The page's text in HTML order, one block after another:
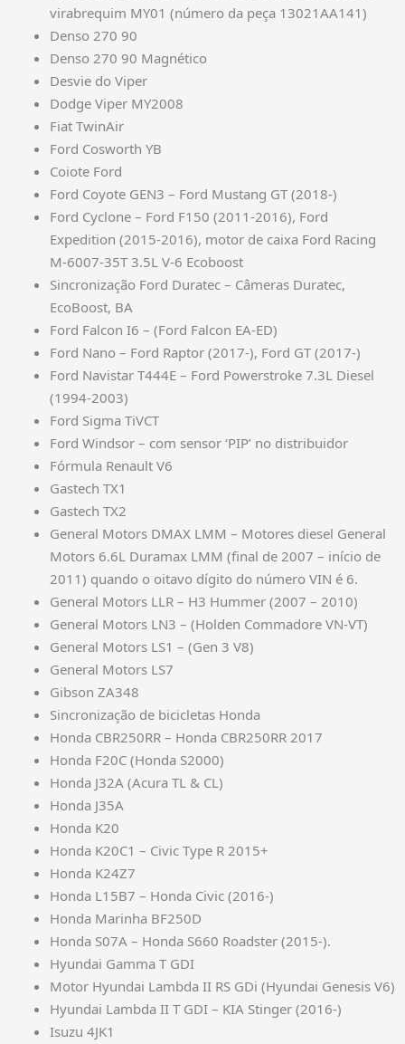
virabrequim MY01 (número da peça 13021AA141)
Denso 270 90
Denso 270 90 Magnético
Desvie do Viper
Dodge Viper MY2008
Fiat TwinAir
Ford Cosworth YB
Coiote Ford
Ford Coyote GEN3 – Ford Mustang GT (2018-)
Ford Cyclone – Ford F150 (2011-2016), Ford
Expedition (2015-2016), motor de caixa Ford Racing
M-6007-35T 3.5L V-6 Ecoboost
Sincronização Ford Duratec – Câmeras Duratec,
EcoBoost, BA
Ford Falcon I6 – (Ford Falcon EA-ED)
Ford Nano – Ford Raptor (2017-), Ford GT (2017-)
Ford Navistar T444E – Ford Powerstroke 7.3L Diesel
(1994-2003)
Ford Sigma TiVCT
Ford Windsor – com sensor ‘PIP’ no distribuidor
Fórmula Renault V6
Gastech TX1
Gastech TX2
General Motors DMAX LMM – Motores diesel General
Motors 6.6L Duramax LMM (final de 2007 – início de
2011) quando o oitavo dígito do número VIN é 6.
General Motors LLR – H3 Hummer (2007 – 2010)
General Motors LN3 – (Holden Commadore VN-VT)
General Motors LS1 – (Gen 3 V8)
General Motors LS7
Gibson ZA348
Sincronização de bicicletas Honda
Honda CBR250RR – Honda CBR250RR 2017
Honda F20C (Honda S2000)
Honda J32A (Acura TL & CL)
Honda J35A
Honda K20
Honda K20C1 – Civic Type R 2015+
Honda K24Z7
Honda L15B7 – Honda Civic (2016-)
Honda Marinha BF250D
Honda S07A – Honda S660 Roadster (2015-).
Hyundai Gamma T GDI
Motor Hyundai Lambda II RS GDi (Hyundai Genesis V6)
Hyundai Lambda II T GDI – KIA Stinger (2016-)
Isuzu 4JK1